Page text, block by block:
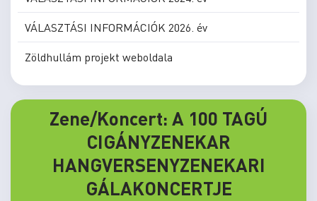
VÁLASZTÁSI INFORMÁCIÓK 2026. év
Zöldhullám projekt weboldala
Zene/Koncert: A 100 TAGÚ
CIGÁNYZENEKAR
HANGVERSENYZENEKARI
GÁLAKONCERTJE